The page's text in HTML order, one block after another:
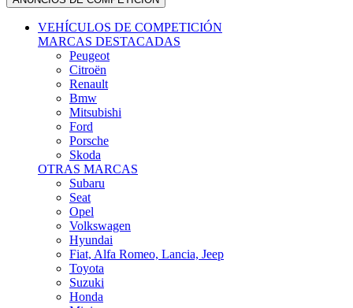
VEHÍCULOS DE COMPETICIÓN
MARCAS DESTACADAS
Peugeot
Citroën
Renault
Bmw
Mitsubishi
Ford
Porsche
Skoda
OTRAS MARCAS
Subaru
Seat
Opel
Volkswagen
Hyundai
Fiat, Alfa Romeo, Lancia, Jeep
Toyota
Suzuki
Honda
Mini
Dacia